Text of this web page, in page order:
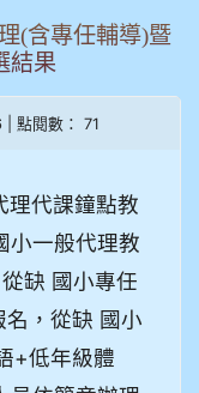
(含專任輔導)暨
結果
點閱數： 71
理代課鐘點教
小一般代理教
缺 國小專任
，從缺 國小
+低年級體